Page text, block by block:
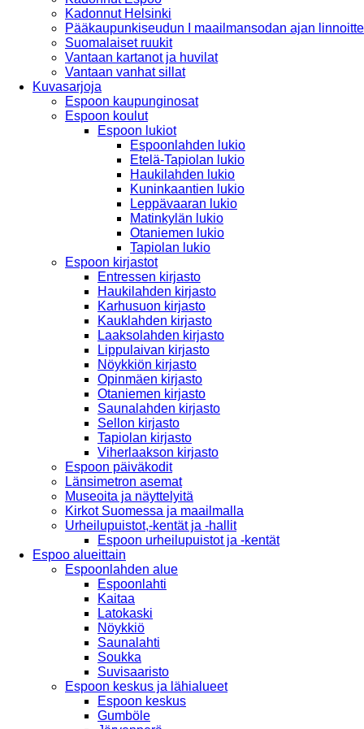
Kadonnut Helsinki
Pääkaupunkiseudun I maailmansodan ajan
Suomalaiset ruukit
Vantaan kartanot ja huvilat
Vantaan vanhat sillat
Kuvasarjoja
Espoon kaupunginosat
Espoon koulut
Espoon lukiot
Espoonlahden lukio
Etelä-Tapiolan lukio
Haukilahden lukio
Kuninkaantien lukio
Leppävaaran lukio
Matinkylän lukio
Otaniemen lukio
Tapiolan lukio
Espoon kirjastot
Entressen kirjasto
Haukilahden kirjasto
Karhusuon kirjasto
Kauklahden kirjasto
Laaksolahden kirjasto
Lippulaivan kirjasto
Nöykkiön kirjasto
Opinmäen kirjasto
Otaniemen kirjasto
Saunalahden kirjasto
Sellon kirjasto
Tapiolan kirjasto
Viherlaakson kirjasto
Espoon päiväkodit
Länsimetron asemat
Museoita ja näyttelyitä
Kirkot Suomessa ja maailmalla
Urheilupuistot,-kentät ja -hallit
Espoon urheilupuistot ja -kentät
Espoo alueittain
Espoonlahden alue
Espoonlahti
Kaitaa
Latokaski
Nöykkiö
Saunalahti
Soukka
Suvisaaristo
Espoon keskus ja lähialueet
Espoon keskus
Gumböle